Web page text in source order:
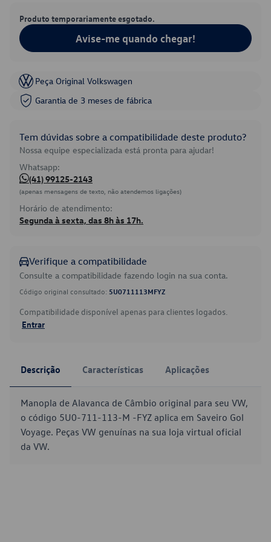
Produto temporariamente esgotado.
Avise-me quando chegar!
Peça Original Volkswagen
Garantia de 3 meses de fábrica
Tem dúvidas sobre a compatibilidade deste produto?
Nossa equipe especializada está pronta para ajudar!
Whatsapp:
(41) 99125-2143
(apenas mensagens de texto, não atendemos ligações)
Horário de atendimento:
Segunda à sexta, das 8h às 17h.
Verifique a compatibilidade
Consulte a compatibilidade fazendo login na sua conta.
Código original consultado: 5U0711113MFYZ
Compatibilidade disponível apenas para clientes logados.
Entrar
Descrição Características Aplicações
Manopla de Alavanca de Câmbio original para seu VW,
o código 5U0-711-113-M -FYZ aplica em Saveiro Gol
Voyage. Peças VW genuínas na sua loja virtual oficial
da VW.